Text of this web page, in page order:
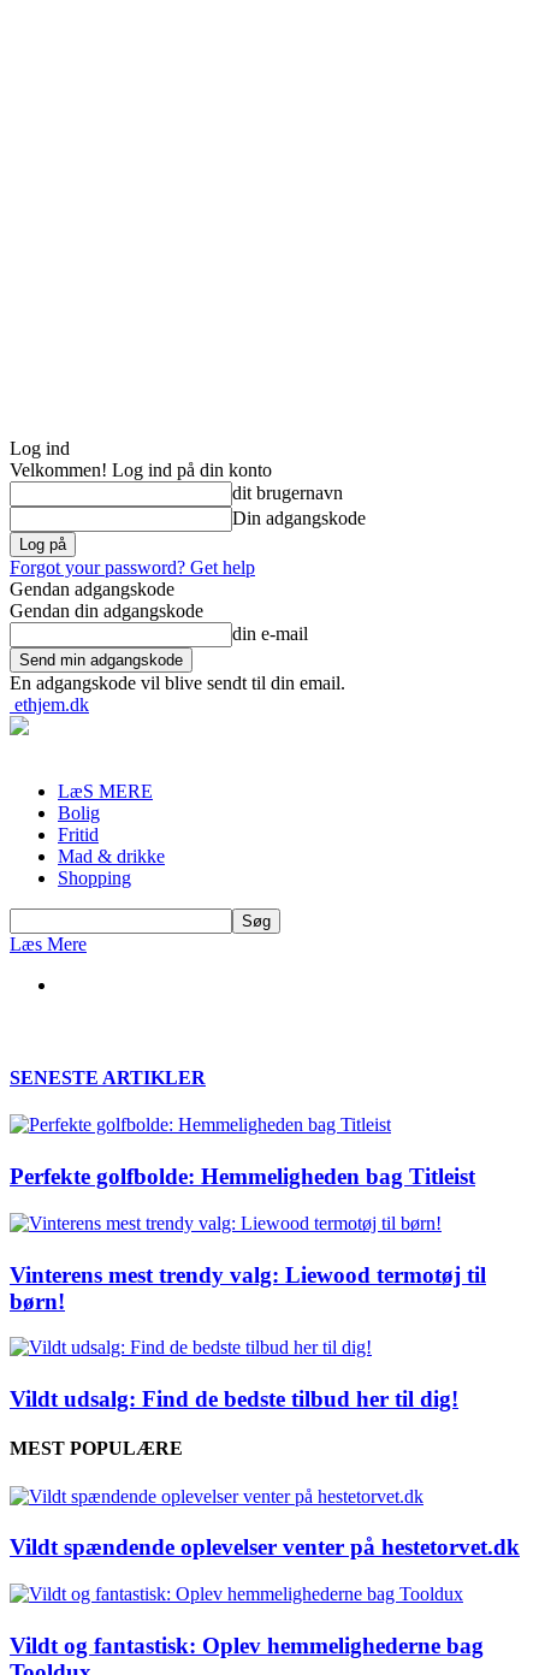
Log ind
Velkommen! Log ind på din konto
dit brugernavn
Din adgangskode
Forgot your password? Get help
Gendan adgangskode
Gendan din adgangskode
din e-mail
En adgangskode vil blive sendt til din email.
ethjem.dk
LæS MERE
Bolig
Fritid
Mad & drikke
Shopping
Læs Mere
SENESTE ARTIKLER
Perfekte golfbolde: Hemmeligheden bag Titleist
Vinterens mest trendy valg: Liewood termotøj til
børn!
Vildt udsalg: Find de bedste tilbud her til dig!
MEST POPULÆRE
Vildt spændende oplevelser venter på hestetorvet.dk
Vildt og fantastisk: Oplev hemmelighederne bag